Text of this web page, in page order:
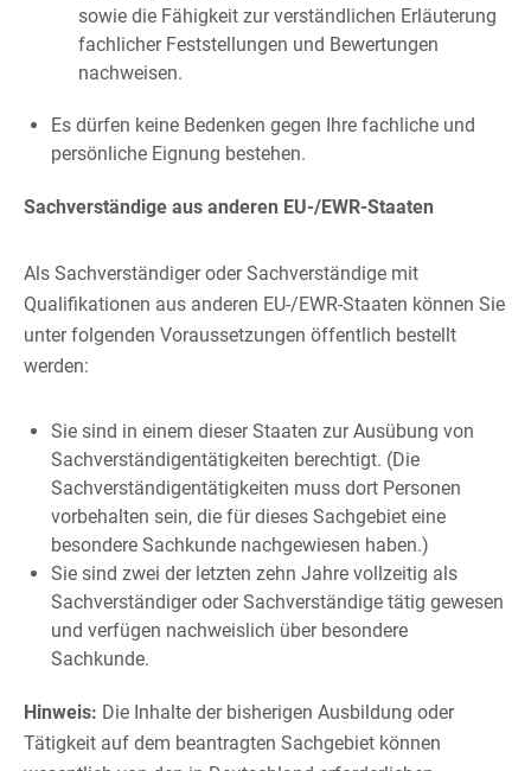
sowie die Fähigkeit zur verständlichen Erläuterung
fachlicher Feststellungen und Bewertungen
nachweisen.
Es dürfen keine Bedenken gegen Ihre fachliche und
persönliche Eignung bestehen.
Sachverständige aus anderen EU-/EWR-Staaten
Als Sachverständiger oder Sachverständige mit
Qualifikationen aus anderen EU-/EWR-Staaten können Sie
unter folgenden Voraussetzungen öffentlich bestellt
werden:
Sie sind in einem dieser Staaten zur Ausübung von
Sachverständigentätigkeiten berechtigt. (Die
Sachverständigentätigkeiten muss dort Personen
vorbehalten sein, die für dieses Sachgebiet eine
besondere Sachkunde nachgewiesen haben.)
Sie sind zwei der letzten zehn Jahre vollzeitig als
Sachverständiger oder Sachverständige tätig gewesen
und verfügen nachweislich über besondere
Sachkunde.
Hinweis: Die Inhalte der bisherigen Ausbildung oder
Tätigkeit auf dem beantragten Sachgebiet können